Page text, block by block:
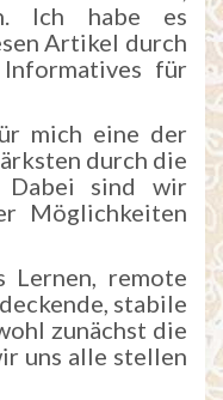
Ich habe es
Artikel durch
für
mich eine der
durch die
Dabei sind wir
Möglichkeiten
Lernen, remote
stabile
zunächst die
uns alle stellen